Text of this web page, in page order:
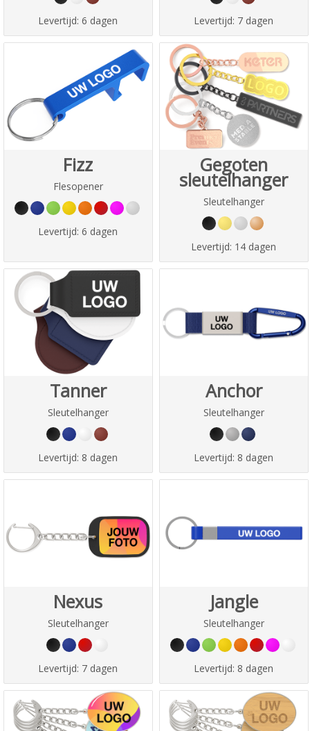
Levertijd: 6 dagen Levertijd: 7 dagen
Fizz
Flesopener
Levertijd: 6 dagen
Gegoten
sleutelhanger
Sleutelhanger
Levertijd: 14 dagen
Tanner
Sleutelhanger
Levertijd: 8 dagen
Anchor
Sleutelhanger
Levertijd: 8 dagen
Nexus
Sleutelhanger
Levertijd: 7 dagen
Jangle
Sleutelhanger
Levertijd: 8 dagen